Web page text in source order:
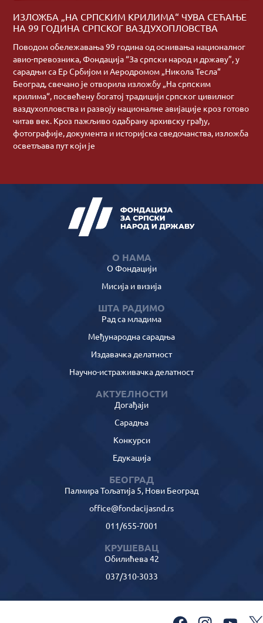
ИЗЛОЖБА „НА СРПСКИМ КРИЛИМА“ ЧУВА СЕЋАЊЕ
НА 99 ГОДИНА СРПСКОГ ВАЗДУХОПЛОВСТВА
Поводом обележавања 99 година од оснивања националног
авио-превозника, Фондација “За српски народ и државу”, у
сарадњи са Ер Србијом и Аеродромом „Никола Тесла“
Београд, свечано је отворила изложбу „На српским
крилима“, посвећену богатој традицији српског цивилног
ваздухопловства и развоју националне авијације кроз готово
читав век. Кроз пажљиво одабрану архивску грађу,
фотографије, документа и историјска сведочанства, изложба
осветљава пут који је
О НАМА
О Фондацији
Мисија и визија
ШТА РАДИМО
Рад са младима
Међународна сарадња
Издавачка делатност
Научно-истраживачка делатност
АКТУЕЛНОСТИ
Догађаји
Сарадња
Конкурси
Едукација
БЕОГРАД
Палмира Тољатија 5, Нови Београд
office@fondacijasnd.rs
011/655-7001
КРУШЕВАЦ
Обилићева 42
037/310-3033